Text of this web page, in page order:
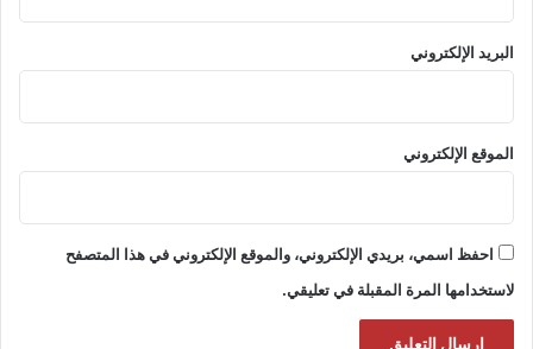
البريد الإلكتروني
الموقع الإلكتروني
احفظ اسمي، بريدي الإلكتروني، والموقع الإلكتروني في هذا المتصفح
لاستخدامها المرة المقبلة في تعليقي.